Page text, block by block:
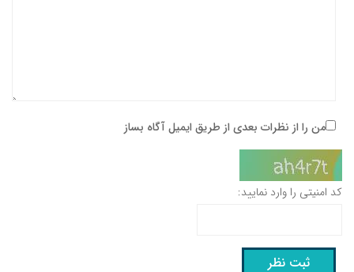
من را از نظرات بعدی از طریق ایمیل آگاه بساز
کد امنیتی را وارد نمایید: